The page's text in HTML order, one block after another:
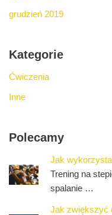
grudzień 2019
Kategorie
Ćwiczenia
Inne
Polecamy
Jak
Trening na
spalanie …
Jak zwiększyć